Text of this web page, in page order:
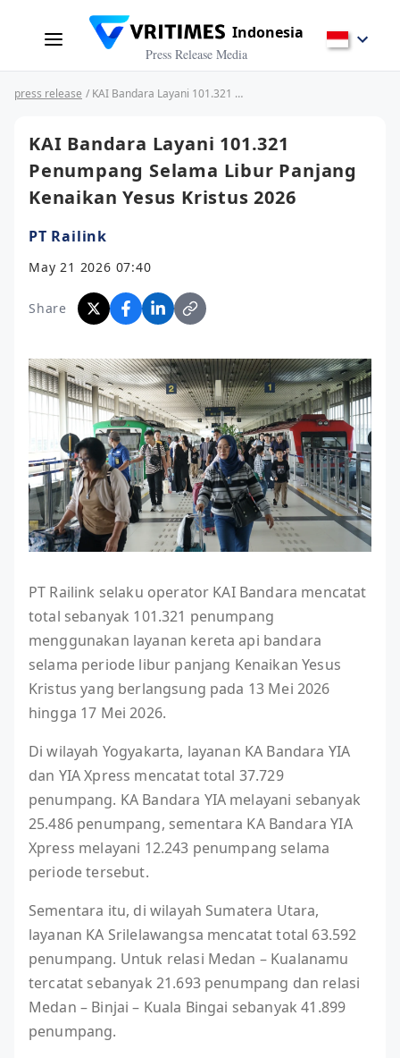
Indonesia
Press Release Media
press release / KAI Bandara Layani 101.321 Penumpang Selama Libur Panjang Kenaikan Yesus Kristus 2026
KAI Bandara Layani 101.321
Penumpang Selama Libur Panjang
Kenaikan Yesus Kristus 2026
PT Railink
May 21 2026 07:40
Share
PT Railink selaku operator KAI Bandara mencatat
total sebanyak 101.321 penumpang
menggunakan layanan kereta api bandara
selama periode libur panjang Kenaikan Yesus
Kristus yang berlangsung pada 13 Mei 2026
hingga 17 Mei 2026.
Di wilayah Yogyakarta, layanan KA Bandara YIA
dan YIA Xpress mencatat total 37.729
penumpang. KA Bandara YIA melayani sebanyak
25.486 penumpang, sementara KA Bandara YIA
Xpress melayani 12.243 penumpang selama
periode tersebut.
Sementara itu, di wilayah Sumatera Utara,
layanan KA Srilelawangsa mencatat total 63.592
penumpang. Untuk relasi Medan – Kualanamu
tercatat sebanyak 21.693 penumpang dan relasi
Medan – Binjai – Kuala Bingai sebanyak 41.899
penumpang.